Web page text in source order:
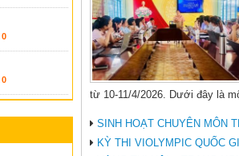
0
0
từ 10-11/4/2026. Dưới đây là
SINH HOẠT CHUYÊN MÔN
KỲ THI VIOLYMPIC QUỐC